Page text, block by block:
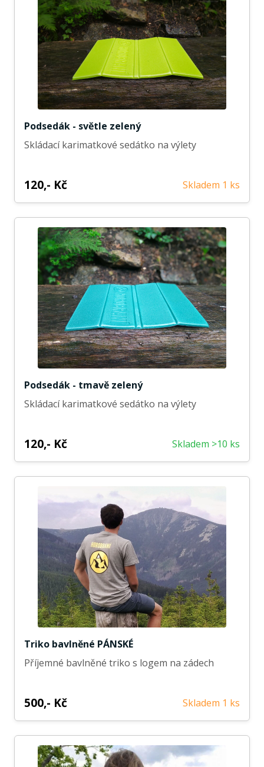
Podsedák - světle zelený
Skládací karimatkové sedátko na výlety
120,- Kč Skladem 1 ks
Podsedák - tmavě zelený
Skládací karimatkové sedátko na výlety
120,- Kč Skladem >10 ks
Triko bavlněné PÁNSKÉ
Příjemné bavlněné triko s logem na zádech
500,- Kč Skladem 1 ks